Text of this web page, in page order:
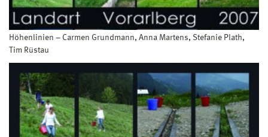
Höhenlinien – Carmen Grundmann, Anna Martens, Stefanie Plath,
Tim Rüstau